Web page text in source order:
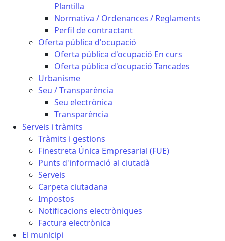
Plantilla
Normativa / Ordenances / Reglaments
Perfil de contractant
Oferta pública d'ocupació
Oferta pública d'ocupació En curs
Oferta pública d'ocupació Tancades
Urbanisme
Seu / Transparència
Seu electrònica
Transparència
Serveis i tràmits
Tràmits i gestions
Finestreta Única Empresarial (FUE)
Punts d'informació al ciutadà
Serveis
Carpeta ciutadana
Impostos
Notificacions electròniques
Factura electrònica
El municipi